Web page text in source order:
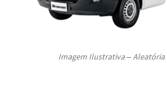
Imagem Ilustrativa –